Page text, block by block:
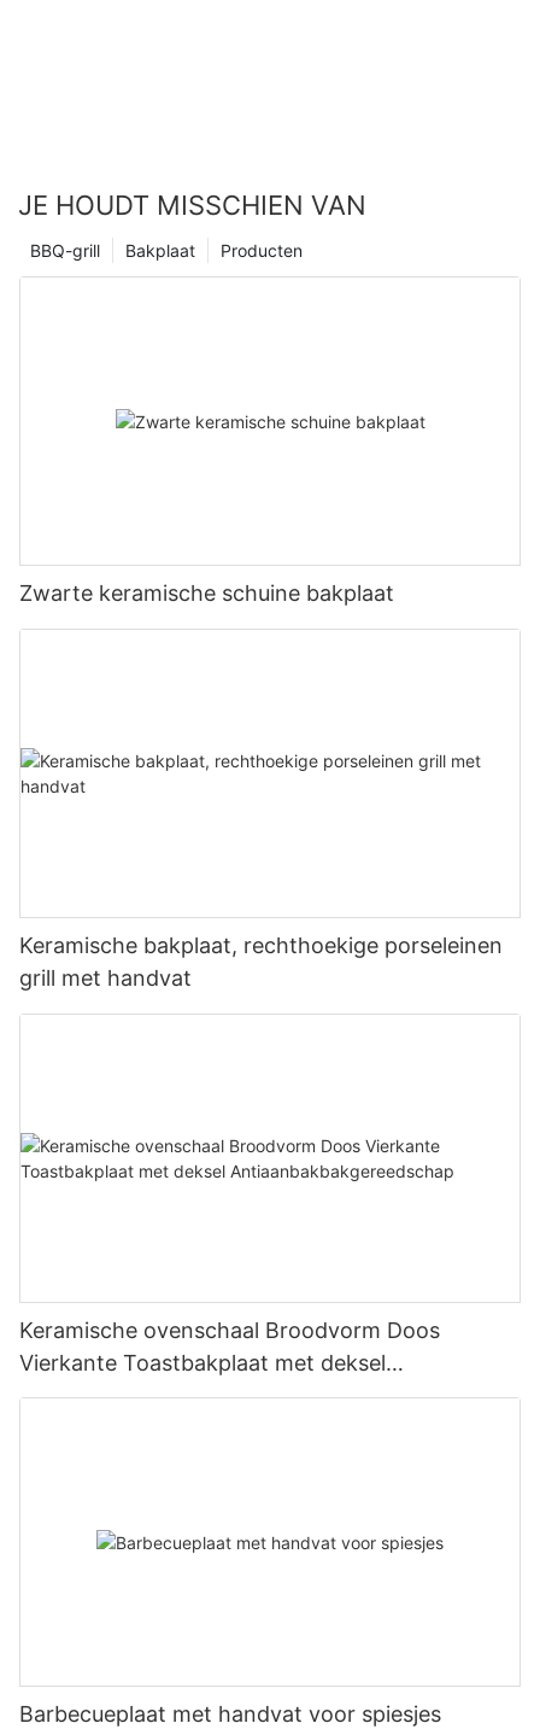
JE HOUDT MISSCHIEN VAN
Producten
Bakplaat
BBQ-grill
Zwarte keramische schuine bakplaat
Keramische bakplaat, rechthoekige porseleinen
grill met handvat
Keramische ovenschaal Broodvorm Doos
Vierkante Toastbakplaat met deksel
Antiaanbakbakgereedschap
Barbecueplaat met handvat voor spiesjes